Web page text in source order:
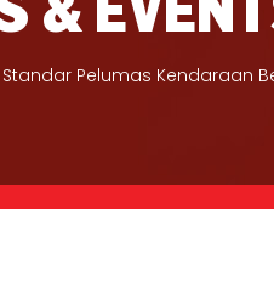
Standar Pelumas Kendaraan